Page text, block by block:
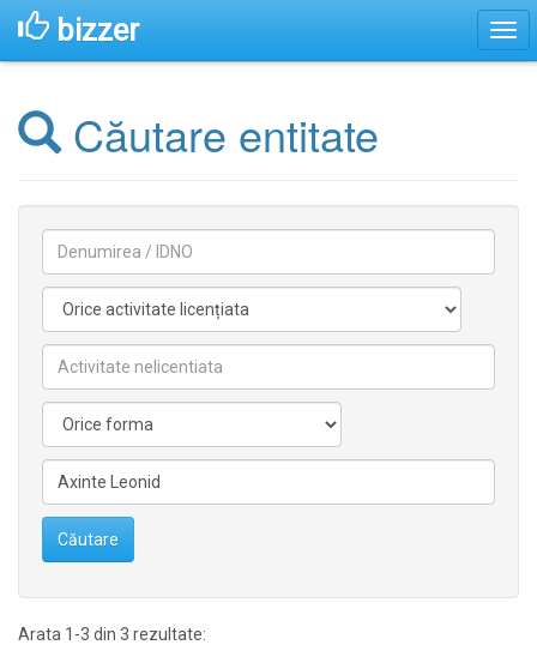
bizzer
Căutare entitate
licentiata
nelicentiata
Căutare
Arata 1-3 din 3 rezultate: